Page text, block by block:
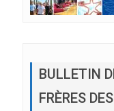
BULLETIN
FRÈRES